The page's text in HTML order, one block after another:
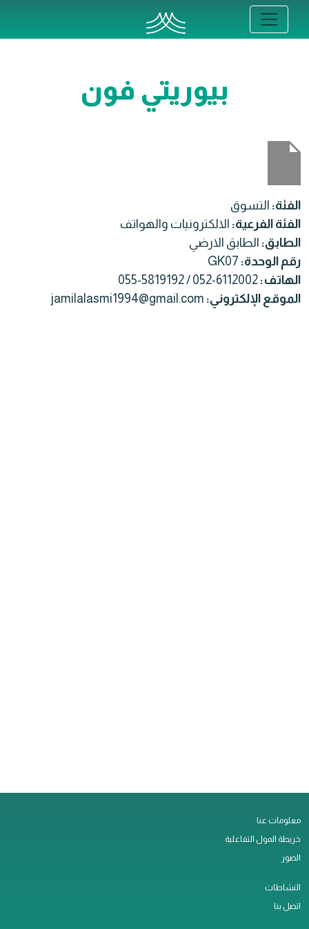
بيوريتي فون
الفئة: التسوق
الفئة الفرعية: الالكترونيات والهواتف
الطابق: الطابق الارضي
رقم الوحدة: GK07
الهاتف: 055-5819192 / 052-6112002
الموقع الإلكتروني: jamilalasmi1994@gmail.com
معلومات عنا
خريطة المول التفاعلية
الصور
النشاطات
اتصل بنا